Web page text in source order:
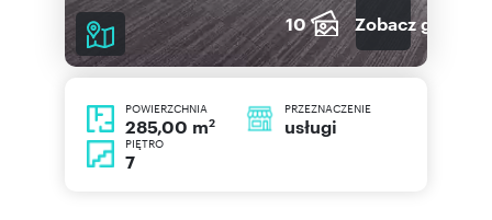
10 Zobacz galerię
POWIERZCHNIA
285,00 m2
PRZEZNACZENIE
usługi
PIĘTRO
7